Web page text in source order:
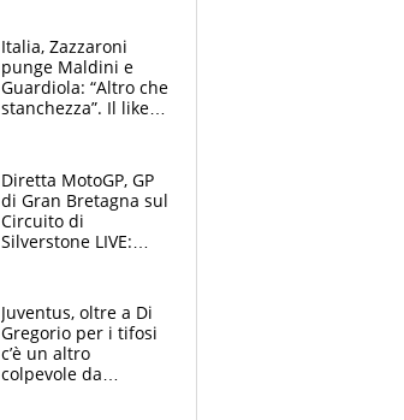
Italia, Zazzaroni
punge Maldini e
Guardiola: “Altro che
stanchezza”. Il like
Diretta MotoGP, GP
di Gran Bretagna sul
Circuito di
Silverstone LIVE:
Ducati in affanno
Juventus, oltre a Di
Gregorio per i tifosi
c’è un altro
colpevole da